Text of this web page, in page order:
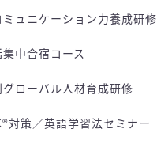
ュニケーション力養成研修
中合宿コース
グローバル人材育成研修
対策／英語学習法セミナー